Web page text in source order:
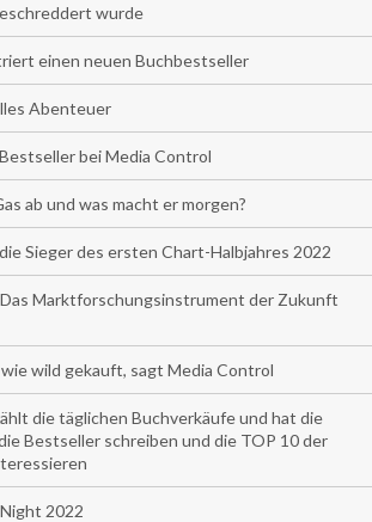
wurde
einen neuen Buchbestseller
Abenteuer
bei Media Control
ab und was macht er morgen?
Sieger des ersten Chart-Halbjahres 2022
Marktforschungsinstrument der Zukunft
wild gekauft, sagt Media Control
die täglichen Buchverkäufe und hat die
Bestseller schreiben und die TOP 10 der
2022